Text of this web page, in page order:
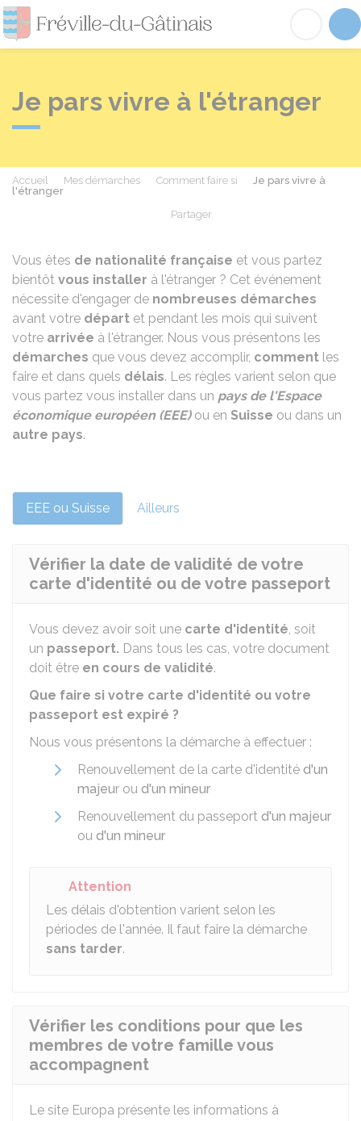
Fréville-du-
Je pars vivre à l'étranger
Accueil Mes démarches Comment faire si
Je pars vivre à
l'étranger
Partager
Vous êtes de nationalité française et vous partez
bientôt vous installer à l'étranger ? Cet événement
nécessite d'engager de nombreuses démarches
avant votre départ et pendant les mois qui suivent
votre arrivée à l'étranger. Nous vous présentons les
démarches que vous devez accomplir, comment les
faire et dans quels délais. Les règles varient selon que
vous partez vous installer dans un pays de l'Espace
économique européen (EEE)ou en Suisse ou dans un
autre pays.
EEE ou Suisse Ailleurs
Vérifier la date de validité de votre
carte d'identité ou de votre passeport
Vous devez avoir soit une carte d'identité, soit
un passeport. Dans tous les cas, votre document
doit être en cours de validité.
Que faire si votre carte d'identité ou votre
passeport est expiré ?
Nous vous présentons la démarche à effectuer :
Renouvellement de la carte d'identité d'un
majeur ou d'un mineur
Renouvellement du passeport d'un majeur
ou d'un mineur
Attention
Les délais d'obtention varient selon les
périodes de l'année. Il faut faire la démarche
sans tarder.
Vérifier les conditions pour que les
membres de votre famille vous
accompagnent
Le site Europa présente les informations à